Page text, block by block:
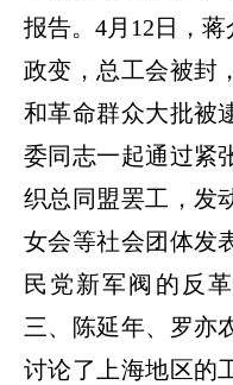
报告。 4月 12 日，
政变，总工会被封
和革命群众大批被
委同志一起通过紧
织总同盟罢工，发
女会等社会团体发
民党新军阀的反
三、陈延年、罗亦
讨论了上海地区的